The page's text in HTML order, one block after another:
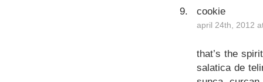
cookie
april 24th, 2012
that’s the
salatica de